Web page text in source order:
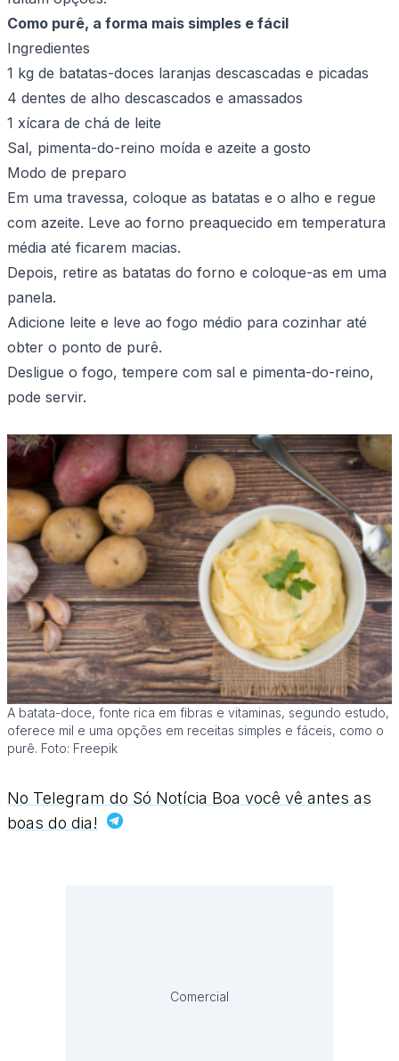
Como purê, a forma mais simples e fácil
Ingredientes
1 kg de batatas-doces laranjas descascadas e picadas
4 dentes de alho descascados e amassados
1 xícara de chá de leite
Sal, pimenta-do-reino moída e azeite a gosto
Modo de preparo
Em uma travessa, coloque as batatas e o alho e regue
com azeite. Leve ao forno preaquecido em temperatura
média até ficarem macias.
Depois, retire as batatas do forno e coloque-as em uma
panela.
Adicione leite e leve ao fogo médio para cozinhar até
obter o ponto de purê.
Desligue o fogo, tempere com sal e pimenta-do-reino,
pode servir.
A batata-doce, fonte rica em fibras e vitaminas, segundo estudo,
oferece mil e uma opções em receitas simples e fáceis, como o
purê. Foto: Freepik
No Telegram do Só Notícia Boa você vê antes as
boas do dia!
Comercial